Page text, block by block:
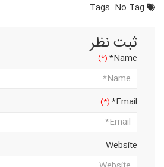
No Tag
ثبت نظر
Name*
Email*
Website